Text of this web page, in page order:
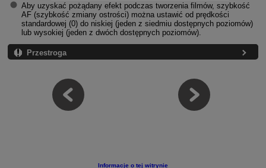
Aby uzyskać pożądany efekt podczas tworzenia filmów, szybkość
AF (szybkość zmiany ostrości) można ustawić od prędkości
standardowej (0) do niskiej (jeden z siedmiu dostępnych poziomów)
lub wysokiej (jeden z dwóch dostępnych poziomów).
Przestroga
Informacje o tej witrynie